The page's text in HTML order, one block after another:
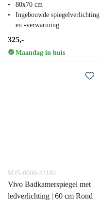
80x70 cm
Ingebouwde spiegelverlichting
en -verwarming
325,-
Maandag in huis
M45-0600-43180
Vivo Badkamerspiegel met
ledverlichting | 60 cm Rond